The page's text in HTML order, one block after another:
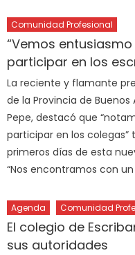
Comunidad Profesional
“Vemos
participar en los
La reciente y flamante
de la Provincia de Buenos
Pepe, destacó que
participar en los
primeros días de esta
“Nos encontramos con
Agenda Comunidad
El colegio de
sus autoridades